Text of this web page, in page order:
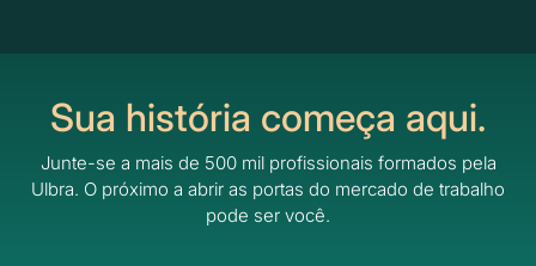
Sua história começa aqui.
Junte-se a mais de 500 mil profissionais formados pela
Ulbra. O próximo a abrir as portas do mercado de trabalho
pode ser você.